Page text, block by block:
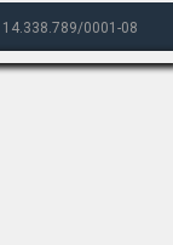
0001-08